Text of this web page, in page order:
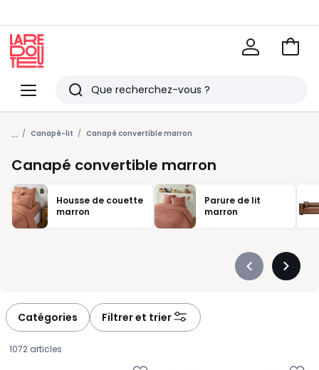
Menu
Redoute
Rechercher
Derniers
articles
vus
Voir
... Canapé-lit Canapé convertible marron
Canapé convertible marron
Housse de couette
marron
Parure de lit
marron
Précédent
Catégories Filtrer et trier
1072 articles